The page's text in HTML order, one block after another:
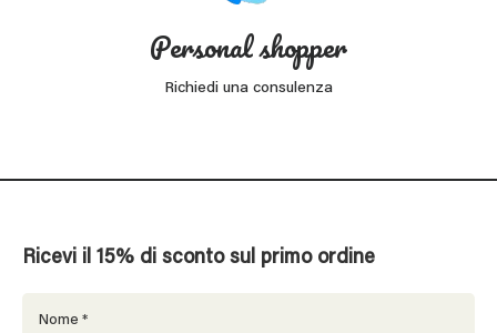
Personal shopper
Richiedi una consulenza
Ricevi il 15% di sconto sul primo ordine